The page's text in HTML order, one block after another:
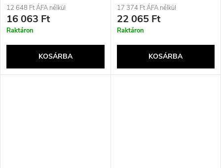
12 648 Ft ÁFA nélkül
16 063 Ft
Raktáron
KOSÁRBA
17 374 Ft ÁFA nélkül
22 065 Ft
Raktáron
KOSÁRBA